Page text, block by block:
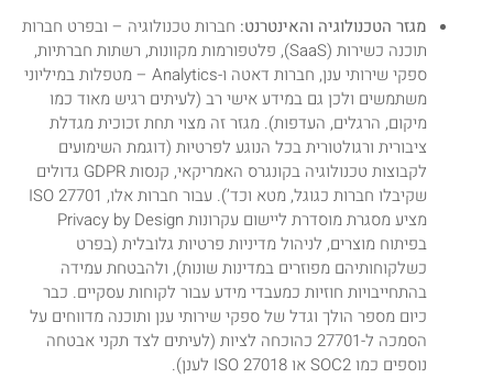
מגזר הטכנולוגיה והאינטרנט: חברות טכנולוגיה – ובפרט חברות
תוכנה כשירות (SaaS), פלטפורמות מקוונות, רשתות חברתיות,
ספקי שירותי ענן, חברות דאטה ו-Analytics – מטפלות במיליוני
משתמשים ולכן גם במידע אישי רב (לעיתים רגיש מאוד כמו
מיקום, הרגלים, העדפות). מגזר זה מצוי תחת זכוכית מגדלת
ציבורית ורגולטורית בכל הנוגע לפרטיות (דוגמת השימועים
לקבוצות טכנולוגיה בקונגרס האמריקאי, קנסות GDPR גדולים
שקיבלו חברות כגוגל, מטא וכד’). עבור חברות אלו, ISO 27701
מציע מסגרת מוסדרת ליישום עקרונות Privacy by Design
בפיתוח מוצרים, לניהול מדיניות פרטיות גלובלית (בפרט
כשלקוחותיהם מפוזרים במדינות שונות), ולהבטחת עמידה
בהתחייבויות חוזיות כמעבדי מידע עבור לקוחות עסקיים. כבר
כיום מספר הולך וגדל של ספקי שירותי ענן ותוכנה מדווחים על
הסמכה ל-27701 כהוכחה לציות (לעיתים לצד תקני אבטחה
נוספים כמו SOC2 או ISO 27018 לענן).